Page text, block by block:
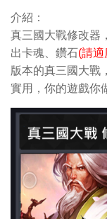
介紹：
真三國大戰修改器
出卡魂 、鑽石(請
版本的真三國大戰
實用，你的遊戲你